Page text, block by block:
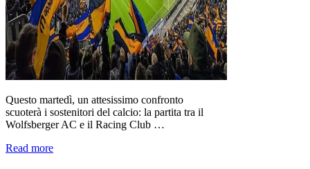
Questo martedì, un attesissimo confronto
scuoterà i sostenitori del calcio: la partita tra il
Wolfsberger AC e il Racing Club …
Read more